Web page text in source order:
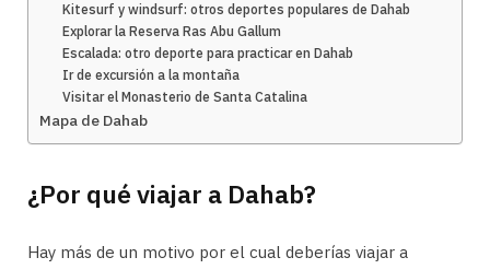
Kitesurf y windsurf: otros deportes populares de Dahab
Explorar la Reserva Ras Abu Gallum
Escalada: otro deporte para practicar en Dahab
Ir de excursión a la montaña
Visitar el Monasterio de Santa Catalina
Mapa de Dahab
¿Por qué viajar a Dahab?
Hay más de un motivo por el cual deberías viajar a